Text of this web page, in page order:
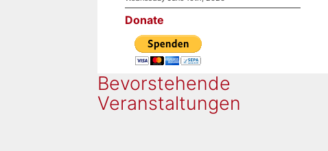
Donate
Bevorstehende
Veranstaltungen